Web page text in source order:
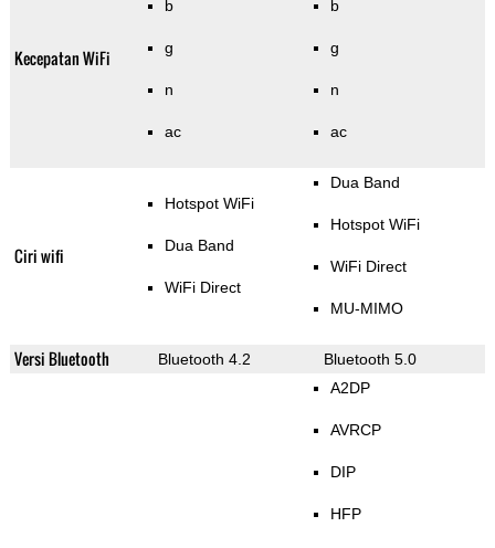
Kecepatan WiFi
b
g
n
ac
b
g
n
ac
Ciri wifi
Hotspot WiFi
Dua Band
WiFi Direct
Dua Band
Hotspot WiFi
WiFi Direct
MU-MIMO
Versi Bluetooth Bluetooth 4.2 Bluetooth 5.0
A2DP
AVRCP
DIP
HFP